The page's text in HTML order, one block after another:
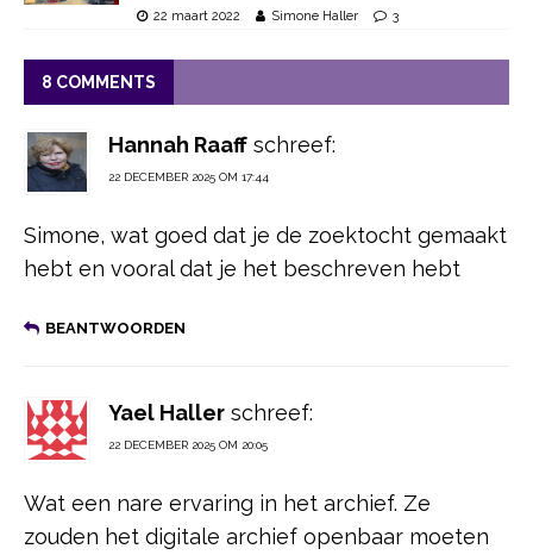
22 maart 2022 Simone Haller 3
8 COMMENTS
Hannah Raaff schreef:
22 DECEMBER 2025 OM 17:44
Simone, wat goed dat je de zoektocht gemaakt
hebt en vooral dat je het beschreven hebt
BEANTWOORDEN
Yael Haller schreef:
22 DECEMBER 2025 OM 20:05
Wat een nare ervaring in het archief. Ze
zouden het digitale archief openbaar moeten